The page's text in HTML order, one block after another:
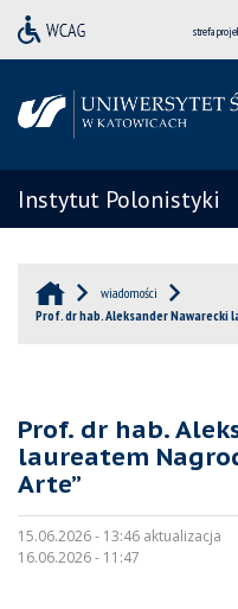
strefa
Instytut Polonistyki
wiadomości
Prof. dr hab. Aleksander Nawarecki
Prof. dr hab.
laureatem
Arte”
15.06.2026 - 13:46 aktualizacja
16.06.2026 - 11:47